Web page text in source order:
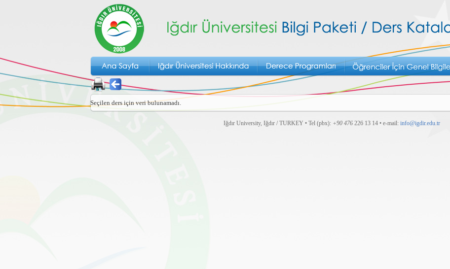
Seçilen ders için veri bulunamadı.
Iğdır University, Iğdır / TURKEY • Tel (pbx): +90 476226 13 14 • e-mail: info@igdir.edu.tr